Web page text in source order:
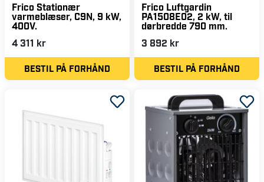
Frico Stationær
varmeblæser, C9N, 9 kW,
400V.
4 311 kr
BESTIL PÅ FORHÅND
Frico Luftgardin
PA1508E02, 2 kW, til
dørbredde 790 mm.
3 892 kr
BESTIL PÅ FORHÅND